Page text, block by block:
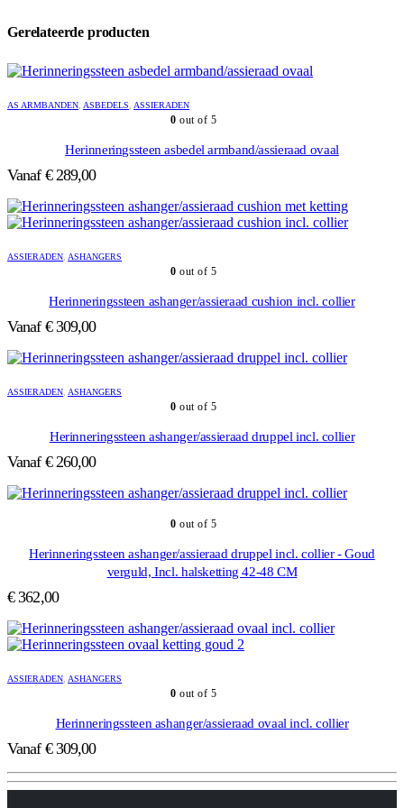
Gerelateerde producten
AS ARMBANDEN ASBEDELS ASSIERADEN
0 out of 5
Herinneringssteen asbedel armband/assieraad ovaal
Vanaf €289,00
ASSIERADEN ASHANGERS
0 out of 5
Herinneringssteen ashanger/assieraad cushion incl. collier
Vanaf €309,00
ASSIERADEN ASHANGERS
0 out of 5
Herinneringssteen ashanger/assieraad druppel incl. collier
Vanaf €260,00
0 out of 5
Herinneringssteen ashanger/assieraad druppel incl. collier - Goud
verguld, Incl. halsketting 42-48 CM
€362,00
ASSIERADEN ASHANGERS
0 out of 5
Herinneringssteen ashanger/assieraad ovaal incl. collier
Vanaf €309,00